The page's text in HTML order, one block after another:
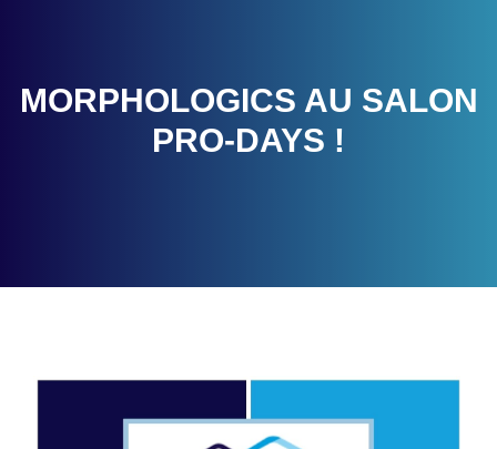
MORPHOLOGICS AU SALON
PRO-DAYS !